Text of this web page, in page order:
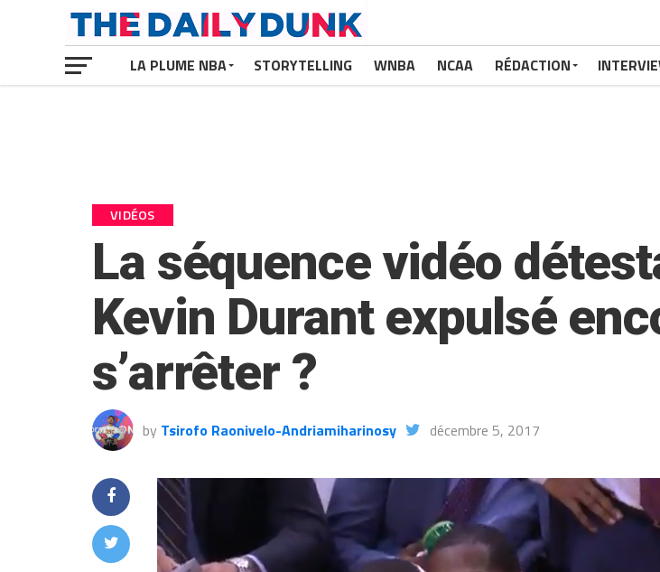
LA PLUME NBA STORYTELLING WNBA NCAA RÉDACTION
VIDÉOS
La séquence vidéo
Kevin Durant expulsé
s’arrêter ?
by Tsirofo Raonivelo-Andriamiharinosy décembre 5, 2017